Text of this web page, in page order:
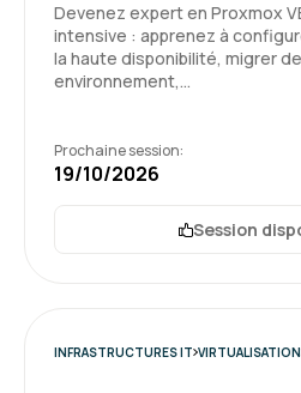
Formation : Docker - Créer et
conteneurs virtuels
tour de docker.
Devenez expert en Proxmox
intensive : apprenez à
la haute disponibilité, migrer
environnement,…
Prochaine session:
19/10/2026
Session
INFRASTRUCTURES IT VIRTUALISATION